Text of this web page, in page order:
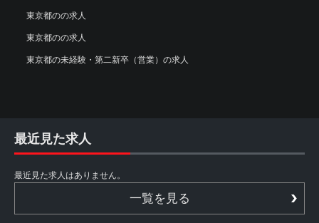
東京都のの求人
東京都のの求人
東京都の未経験・第二新卒（営業）の求人
最近見た求人
最近見た求人はありません。
一覧を見る